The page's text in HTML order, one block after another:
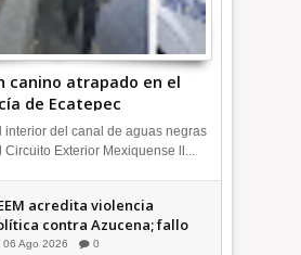
canino atrapado en el
de Ecatepec
interior del canal de aguas negras
Circuito Exterior Mexiquense ll...
acredita violencia
contra Azucena; fallo
guerra sucia: Octavio
06 Ago 2026 0